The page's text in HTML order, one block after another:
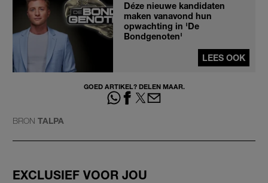
Déze nieuwe kandidaten
maken vanavond hun
opwachting in 'De
Bondgenoten'
LEES OOK
GOED ARTIKEL? DELEN MAAR.
BRON TALPA
EXCLUSIEF VOOR JOU